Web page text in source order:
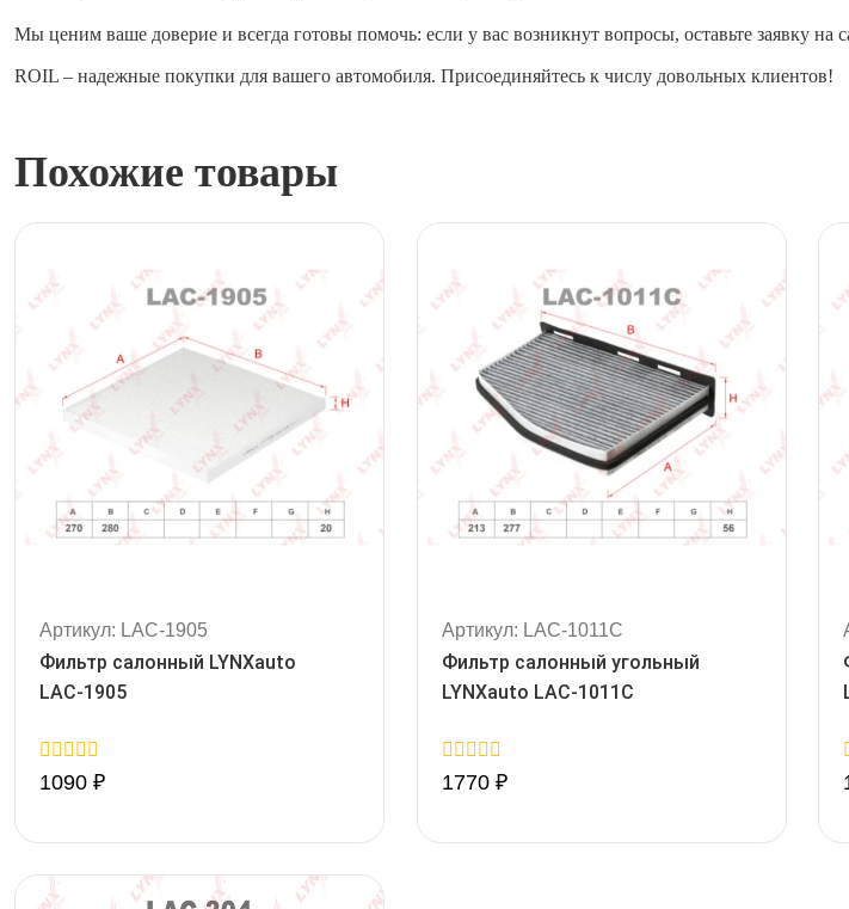
Мы ценим ваше доверие и всегда готовы помочь: если у вас возникнут вопросы, оставьте заявку
ROIL – надежные покупки для вашего автомобиля. Присоединяйтесь к числу довольных клиентов!
Похожие товары
Артикул: LAC-1905
Фильтр салонный LYNXauto
LAC-1905
0
1090 ₽
Артикул: LAC-1011C
Фильтр салонный угольный
LYNXauto LAC-1011C
0
1770 ₽